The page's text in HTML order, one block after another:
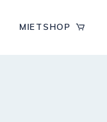
MIETSHOP